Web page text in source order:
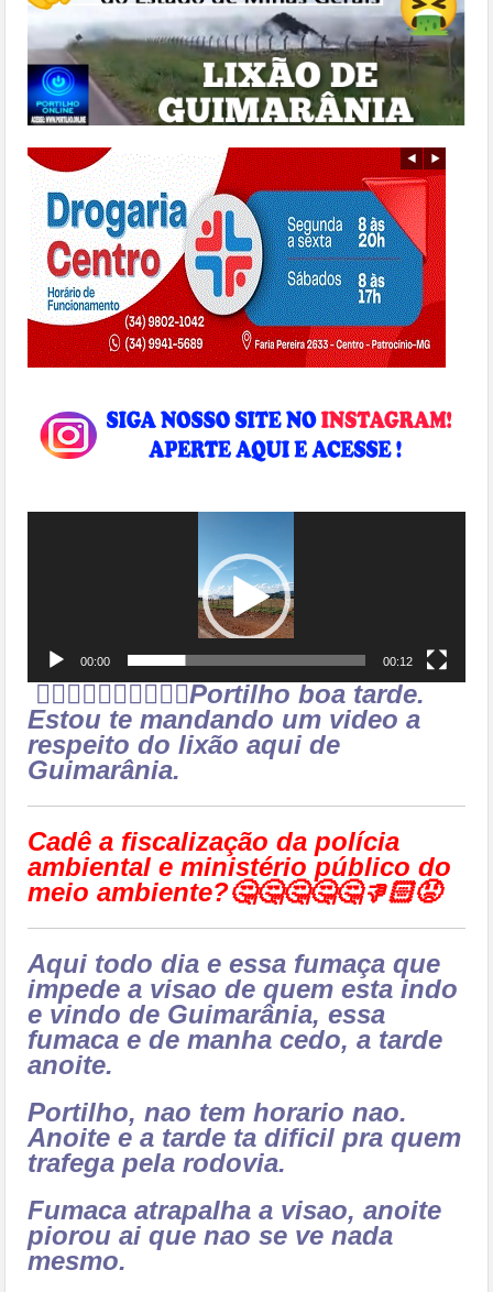
00:00 00:12
👉🏻😱👎🏻😡🤔🤮🤢🤧Portilho boa tarde.
Estou te mandando um video a
respeito do lixão aqui de
Guimarânia.
Cadê a fiscalização da polícia
ambiental e ministério público do
meio ambiente?🤔🤔🤔🤔🤔👎🏻😡
Aqui todo dia e essa fumaça que
impede a visao de quem esta indo
e vindo de Guimarânia, essa
fumaca e de manha cedo, a tarde
anoite.
Portilho, nao tem horario nao.
Anoite e a tarde ta dificil pra quem
trafega pela rodovia.
Fumaca atrapalha a visao, anoite
piorou ai que nao se ve nada
mesmo.